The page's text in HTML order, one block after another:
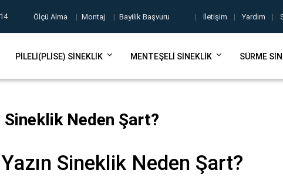
Ölçü Alma | Montaj | Bayilik Başvuru | İletişim | Yardım |
PILELI(PLISE) SINEKLIK MENTEŞELI SINEKLIK SÜRME
Sineklik Neden Şart?
Yazın Sineklik Neden Şart?